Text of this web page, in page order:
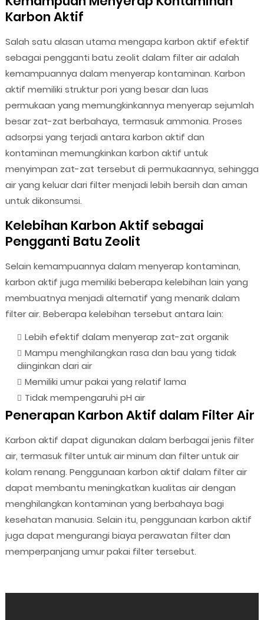
Karbon Aktif
Salah satu alasan utama mengapa karbon aktif efektif
sebagai pengganti batu zeolit dalam filter air adalah
kemampuannya dalam menyerap kontaminan. Karbon
aktif memiliki struktur pori yang besar dan luas
permukaan yang memungkinkannya menyerap sejumlah
besar zat-zat berbahaya, termasuk ammonia. Proses
adsorpsi yang terjadi antara karbon aktif dan
kontaminan memungkinkan karbon aktif untuk
menyimpan zat-zat tersebut di permukaannya, sehingga
air yang keluar dari filter menjadi lebih bersih dan aman
untuk dikonsumsi.
Kelebihan Karbon Aktif sebagai
Pengganti Batu Zeolit
Selain kemampuannya dalam menyerap kontaminan,
karbon aktif juga memiliki beberapa kelebihan lain yang
membuatnya menjadi alternatif yang menarik dalam
filter air. Beberapa kelebihan tersebut antara lain:
Lebih efektif dalam menyerap zat-zat organik
Mampu menghilangkan rasa dan bau yang tidak
diinginkan dari air
Memiliki umur pakai yang relatif lama
Tidak mempengaruhi pH air
Penerapan Karbon Aktif dalam Filter Air
Karbon aktif dapat digunakan dalam berbagai jenis filter
air, termasuk filter untuk air minum dan filter untuk air
kolam renang. Penggunaan karbon aktif dalam filter air
dapat membantu meningkatkan kualitas air dengan
menghilangkan kontaminan yang berbahaya bagi
kesehatan manusia. Selain itu, penggunaan karbon aktif
juga dapat mengurangi biaya perawatan filter dan
memperpanjang umur pakai filter tersebut.